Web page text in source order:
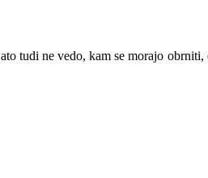
tudi ne vedo, kam se morajo